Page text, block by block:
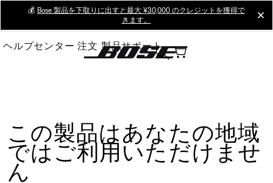
Main
💰 Bose 製品を下取りに出すと最大 ¥30,000 のクレジットを獲得で
きます。
ヘルプセンター 注文 製品サポート
この製品はあなたの地域
ではご利用いただけませ
ん